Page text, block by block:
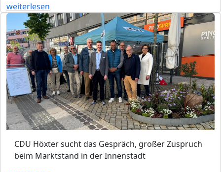
weiterlesen
CDU Höxter sucht das Gespräch, großer Zuspruch
beim Marktstand in der Innenstadt